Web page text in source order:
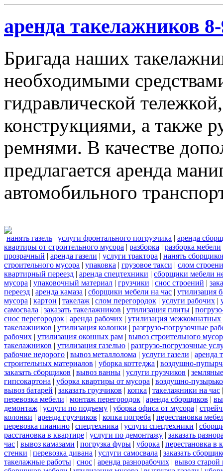
аренда такелажников
Бригада наших
необходимыми
гидравлической
конструкциями, а также
ремнями. В качестве
предлагается аренда
автомобильного
нанять газель | услуги фронтального погрузчика | аренда
квартиры от строительного мусора | разборка | разборка мебели
прозрачный | аренда газели | услуги трактора | нанять
строительного мусора | упаковка | грузовое такси | слом
квартирный переезд | аренда спецтехники | сборщики мебели
мусора | упаковочный материал | грузчики | снос строений |
переезд | аренда камаза | сборщики мебели на час | утилизация
мусора | картон | такелаж | слом перегородок | услуги рабочих |
самосвала | заказать такелажников | утилизация плиты |
снос перегородок | аренда рабочих | утилизация межкомнатных
такелажников | утилизация колонки | разгрузо-погрузочные
рабочих | утилизация оконных рам | вывоз строительного
такелажников | утилизация газелью | разгрузо-погрузочные
рабочие недорого | вывоз металлолома | услуги газели | аренда
строительных материалов | уборка коттеджа | воздушно-
заказать сборщиков | вывоз ванны | услуги грузчиков |
гипсокартона | уборка квартиры от мусора | воздушно-
вывоз батарей | заказать грузчиков | копка | такелажники на час
перевозка мебели | монтаж перегородок | аренда сборщиков |
демонтаж | услуги по подъему | уборка офиса от мусора |
колонки | аренда грузчиков | копка погреба | перестановка
перевозка пианино | спецтехника | услуги спецтехники |
расстановка в квартире | услуги по демонтажу | заказать
час | вывоз камазами | погрузка фуры | уборка | перестановка в
стенки | перевозка дивана | услуги самосвала | заказать
такелажные работы | снос | аренда разнорабочих | вывоз старой